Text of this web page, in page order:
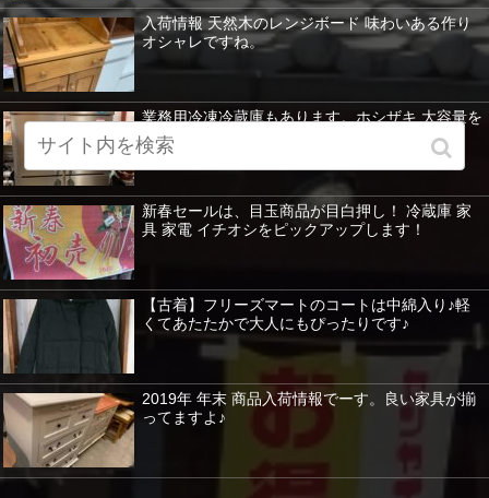
入荷情報 天然木のレンジボード 味わいある作り
オシャレですね。
業務用冷凍冷蔵庫もあります。ホシザキ 大容量を
紹介 暖房器具など特価！
新春セールは、目玉商品が目白押し！ 冷蔵庫 家
具 家電 イチオシをピックアップします！
【古着】フリーズマートのコートは中綿入り♪軽
くてあたたかで大人にもぴったりです♪
2019年 年末 商品入荷情報でーす。良い家具が揃
ってますよ♪